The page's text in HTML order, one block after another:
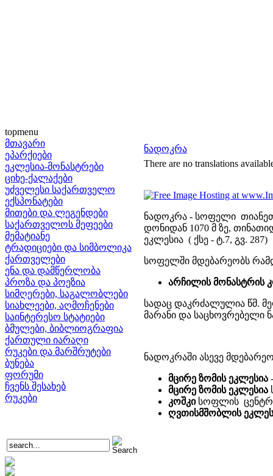
topmenu
მთავარი
ეპარქიები
ეკლესია-მონასტრები
ციხე-ქალაქები
უძველესი საქართველო
ექსპონატები
მითები და ლეგენდები
საქართველოს მეფეები
მემატიანე
ტრადიციები და სიმბოლიკა
ქართველები
ენა და დამწერლობა
პროზა და პოეზია
სიმღერები, საგალობლები
სიახლეები, აღმოჩენები
საინტერესო სტატიები
ბმულები, ბიბლიოგრაფია
ქართული იარაღი
რუკები და მარშრუტები
ბუნება
ფორუმი
ჩვენს შესახებ
რუკები
ნადოკრა
There are no translations
ნადოკრა - სოფელი
დონიდან 1070 მ ზე,
ეკლესია ( ქსე - ტ.7, გვ. 287)
სოფელში მდებარეობს
არჩილის მონასტრის
სადაც დაკრძალულია წმ.
მარანი და საცხოვრებელი
ნადოკრაში ასევე
მცირე ზომის ეკლესია
მცირე ზომის ეკლესია
კოშკისოფლის
ღვთისმშობლის